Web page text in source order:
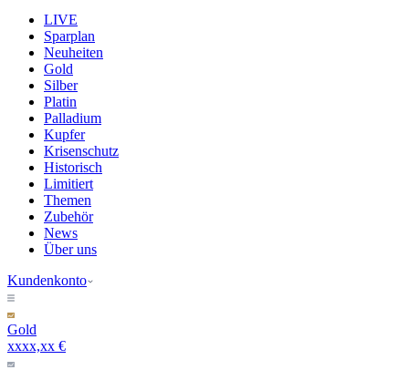
LIVE
Sparplan
Neuheiten
Gold
Silber
Platin
Palladium
Kupfer
Krisenschutz
Historisch
Limitiert
Themen
Zubehör
News
Über uns
Kundenkonto
Gold
xxxx,xx €